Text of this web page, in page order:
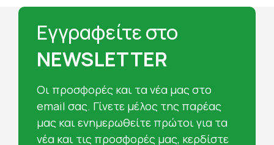
Εγγραφείτε στο
NEWSLETTER
Oι προσφορές και τα νέα μας στο
email σας. Γίνετε μέλος της παρέας
μας και ενημερωθείτε πρώτοι για τα
νέα και τις προσφορές μας, κερδίστε